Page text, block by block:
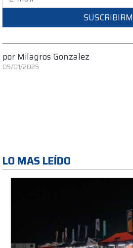
por Milagros Gonzalez
05/01/2025
LO MAS LEÍDO